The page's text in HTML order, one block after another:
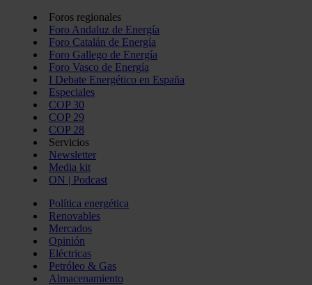
Foros regionales
Foro Andaluz de Energía
Foro Catalán de Energía
Foro Gallego de Energía
Foro Vasco de Energía
I Debate Energético en España
Especiales
COP 30
COP 29
COP 28
Servicios
Newsletter
Media kit
ON | Podcast
Política energética
Renovables
Mercados
Opinión
Eléctricas
Petróleo & Gas
Almacenamiento